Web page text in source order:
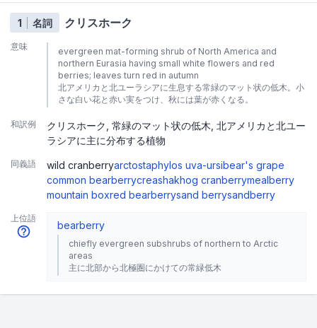
1 名詞 クリスホーク
意味
evergreen mat-forming shrub of North America and
northern Eurasia having small white flowers and red
berries; leaves turn red in autumn
北アメリカと北ユーラシアに生息する常緑のマット状の低木。小
さな白い花と赤い実をつけ、秋には葉が赤くなる。
和訳例 クリスホーク 常緑のマット状の低木 北アメリカと北ユー
ラシアに主に分布する植物
同義語 wild cranberryarctostaphylos uva-ursibear's grape
common bearberrycreashakhog cranberrymealberry
mountain boxred bearberrysand berrysandberry
上位語
bearberry
chiefly evergreen subshrubs of northern to Arctic
areas
主に北部から北極圏にかけての常緑低木